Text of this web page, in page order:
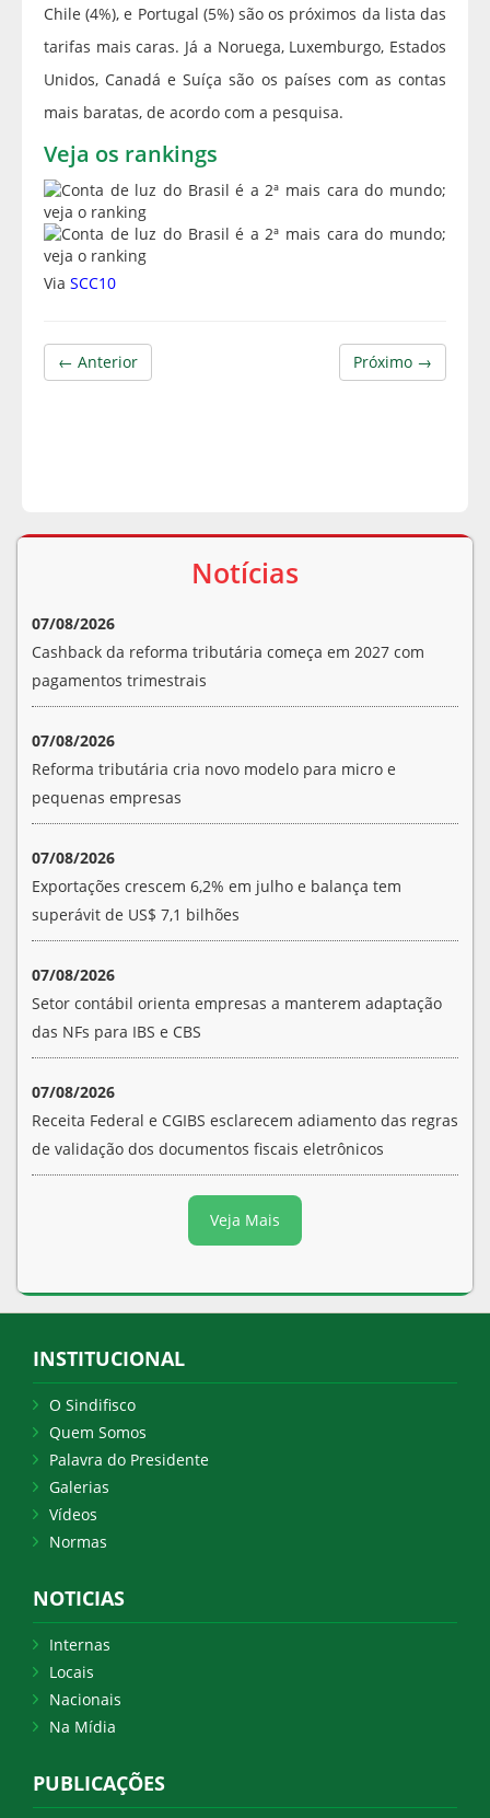
Chile (4%), e Portugal (5%) são os próximos da lista das
tarifas mais caras. Já a Noruega, Luxemburgo, Estados
Unidos, Canadá e Suíça são os países com as contas
mais baratas, de acordo com a pesquisa.
Veja os rankings
Via SCC10
Próximo →
← Anterior
Notícias
07/08/2026
Cashback da reforma tributária começa em 2027 com
pagamentos trimestrais
07/08/2026
Reforma tributária cria novo modelo para micro e
pequenas empresas
07/08/2026
Exportações crescem 6,2% em julho e balança tem
superávit de US$ 7,1 bilhões
07/08/2026
Setor contábil orienta empresas a manterem adaptação
das NFs para IBS e CBS
07/08/2026
Receita Federal e CGIBS esclarecem adiamento das regras
de validação dos documentos fiscais eletrônicos
Veja Mais
INSTITUCIONAL
O Sindifisco
Quem Somos
Palavra do Presidente
Galerias
Vídeos
Normas
NOTICIAS
Internas
Locais
Nacionais
Na Mídia
PUBLICAÇÕES